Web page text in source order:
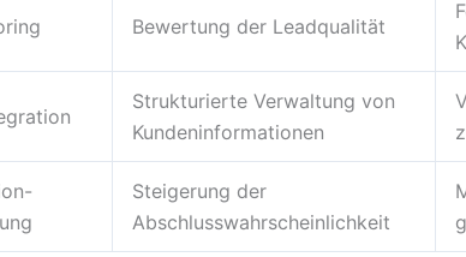
Bewertung der Leadqualität
Strukturierte Verwaltung von
Kundeninformationen
Steigerung der
Abschlusswahrscheinlichkeit